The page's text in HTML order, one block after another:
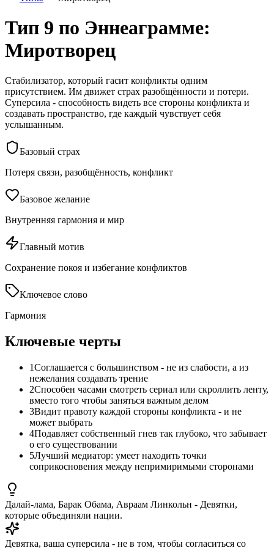
Тип 9 по Эннеаграмме:
Миротворец
Стабилизатор, который гасит конфликты одним
присутствием. Им движет страх разобщённости и потери.
Суперсила - способность видеть все стороны конфликта и
создавать пространство, где каждый чувствует себя
услышанным.
Базовый страх
Потеря связи, разобщённость, конфликт
Базовое желание
Внутренняя гармония и мир
Главный мотив
Сохранение покоя и избегание конфликтов
Ключевое слово
Гармония
Ключевые черты
1Соглашается с большинством - не из слабости, а из
нежелания создавать трение
2Способен часами смотреть сериал или скроллить ленту,
вместо того чтобы заняться важным делом
3Видит правоту каждой стороны конфликта - и не
может выбрать
4Подавляет собственный гнев так глубоко, что забывает
о его существовании
5Лучший медиатор: умеет находить точки
соприкосновения между непримиримыми сторонами
Далай-лама, Барак Обама, Авраам Линкольн - Девятки,
которые объединяли нации.
Девятка, ваша суперсила - не в том, чтобы согласиться со